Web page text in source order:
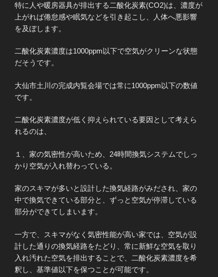
特に人や暖房器具が排出する二酸化炭素(CO2)は、濃度が
上がれば倦怠感や眠気などを引き起こし、人体へ悪影響
を及ぼします。
二酸化炭素濃度は1000ppm以下で空気がクリーンな状態
だそうです。
大仙市土川の完成内覧会場では常に1000ppm以下の数値
です。
二酸化炭素濃度が低く抑えられている要因として考えら
れるのは、
１、家の気密性が高いため、24時間換気システムでしっ
かり空気が入れ替わっている。
家のスキマが多いと設計した換気経路がみだされ、家の
中で換気できている部分と、ずっと空気が停滞している
部分ができてしまいます。
一方で、スキマがなく気密性能が高い家では、空気が設
計した通りの換気経路をたどり、常に新鮮な空気を取り
入れ汚れた空気を排出することで、二酸化炭素濃度を希
釈し、基準値以下を保つことが可能です。